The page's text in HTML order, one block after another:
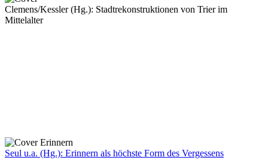
Clemens/Kessler (Hg.): Stadtrekonstruktionen von Trier im
Mittelalter
Seul u.a. (Hg.): Erinnern als höchste Form des Vergessens